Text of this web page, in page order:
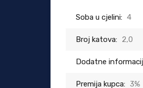
Soba u cjelini: 4
Broj katova: 2,0
Dodatne
Premija kupca: 3%